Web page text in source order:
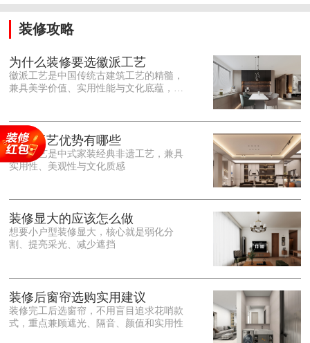
装修攻略
为什么装修要选徽派工艺
徽派工艺是中国传统古建筑工艺的精髓，
兼具美学价值、实用性能与文化底蕴，优
雕细琢的砖、木、石雕为特色，线条古朴
大气，意境悠远，自带东方中式雅致韵
味，耐看且不易过时。<o:p></o:p> 在工
艺品质上，徽派工艺遵循古法匠心工序，
保耐用，抗风化、耐腐蚀，使用
徽派工艺优势有哪些
徽派工艺是中式家装经典非遗工艺，兼具
实用性、美观性与文化质感
装修显大的应该怎么做
想要小户型装修显大，核心就是弱化分
割、提亮采光、减少遮挡
装修后窗帘选购实用建议
装修完工后选窗帘，不用盲目追求花哨款
式，重点兼顾遮光、隔音、颜值和实用性